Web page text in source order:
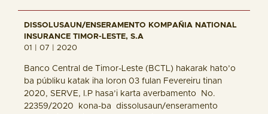
DISSOLUSAUN/ENSERAMENTO KOMPAÑIA NATIONAL
INSURANCE TIMOR-LESTE, S.A
01 | 07 | 2020
Banco Central de Timor-Leste (BCTL) hakarak hato’o
ba públiku katak iha loron 03 fulan Fevereiru tinan
2020, SERVE, I.P hasa’i karta averbamento No.
22359/2020 kona-ba dissolusaun/enseramento